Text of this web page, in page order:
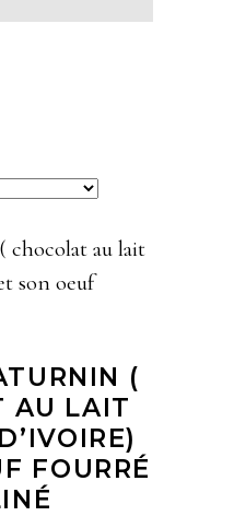
(
AU LAIT
FOURRÉ